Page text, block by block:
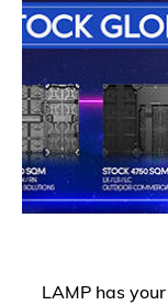
LAMP